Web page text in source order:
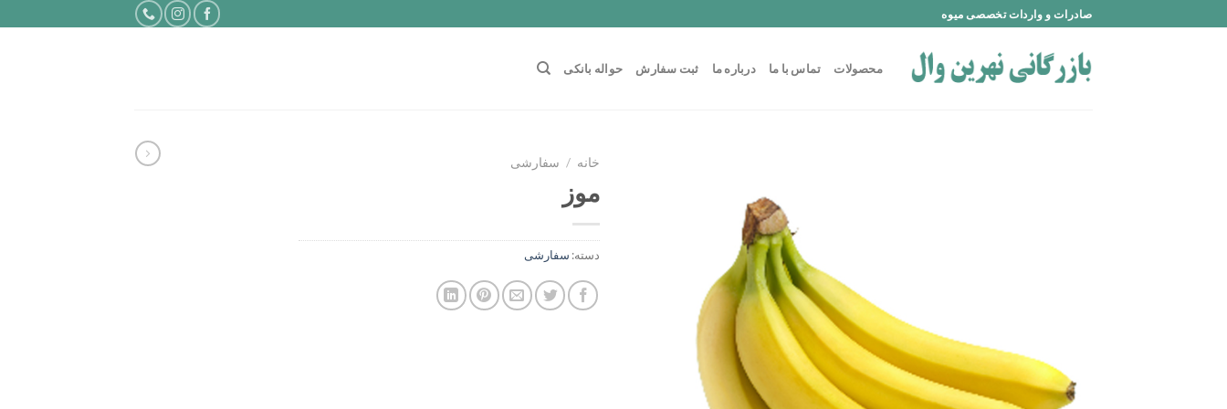
to
صادرات و واردات تخصصی میوه
محصولات تماس با ما درباره ما ثبت سفارش حواله بانکی
خانه / سفارشی
موز
دسته: سفارشی